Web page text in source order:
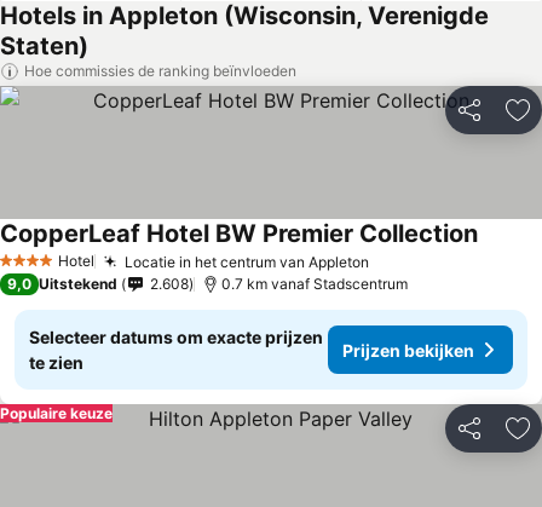
Hotels in Appleton (Wisconsin, Verenigde
Staten)
Hoe commissies de ranking beïnvloeden
Delen
4 SterrenHotel Locatie in het centrum van Appleton
CopperLeaf Hotel BW Premier Collection
9,0 Uitstekend 2.608 0.7 km vanaf Stadscentrum
Selecteer datums om exacte prijzen
te zien
Prijzen bekijken
Delen
Populaire keuze